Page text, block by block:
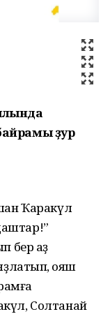
ҙур
Ҡаракүл
бер аҙ
ҡояш
Солтанай